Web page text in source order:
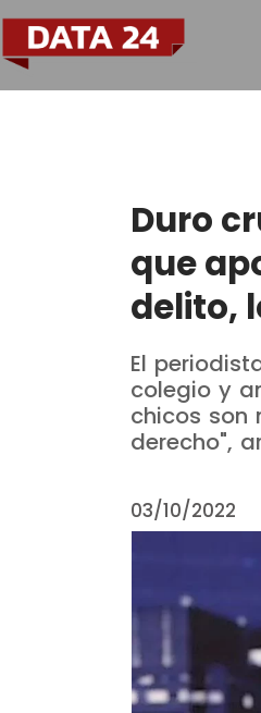
Duro
que
delito,
El
colegio y
chicos son
derecho",
03/10/2022